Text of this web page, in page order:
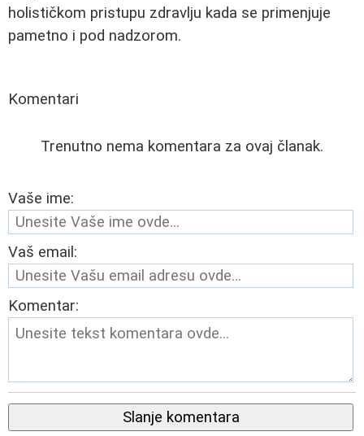
holističkom pristupu zdravlju kada se primenjuje
pametno i pod nadzorom.
Komentari
Trenutno nema komentara za ovaj članak.
Vaše ime:
Vaš email:
Komentar:
Slanje komentara